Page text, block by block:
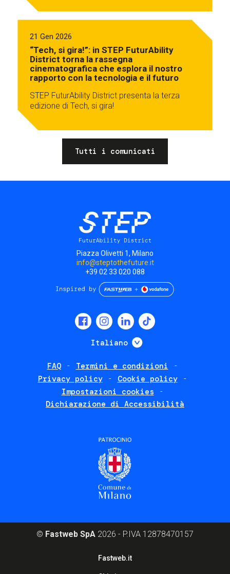
21 Gen 2026
“Tech, si gira!”: in STEP FuturAbility
District torna la rassegna
cinematografica che esplora il nostro
rapporto con la tecnologia e il futuro
STEP FuturAbility District presenta la terza
edizione di Tech, si gira!
Tutti i comunicati
Piazza Olivetti 1, Milano
info@steptothefuture.it
+39 02 33 020 088
Italiano Mostra ulteriori
FAQ
Termini e condizioni
Privacy policy
Cookie policy
Impostazioni cookies
Dichiarazione di Accessibilità
© Fastweb SpA 2026 - P.IVA 12878470157
Fastweb.it